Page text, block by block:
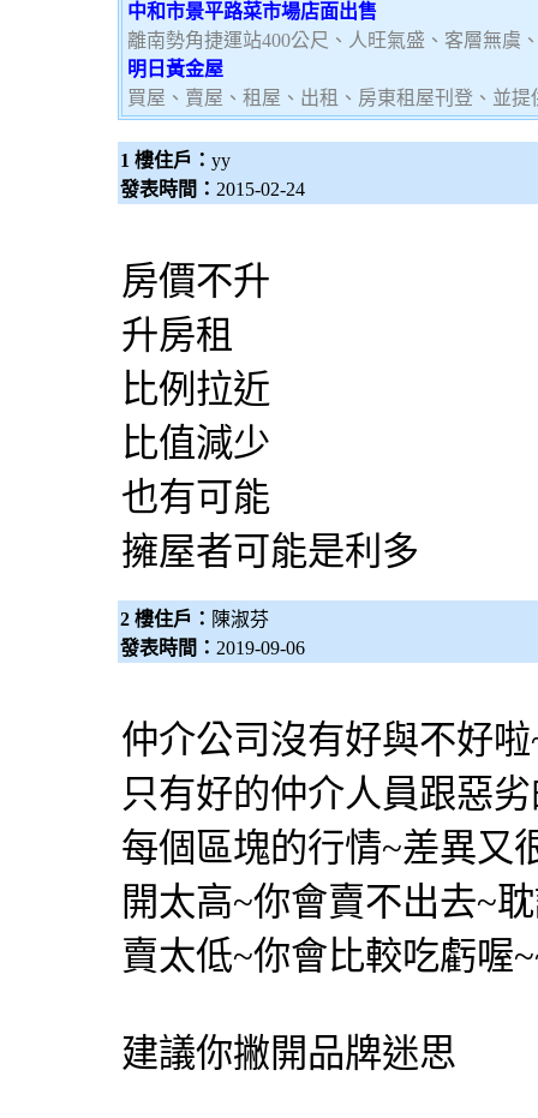
中和市景平路菜市場店面出售
離南勢角捷運站400公尺、人旺氣盛、客層無虞
明日黃金屋
買屋、賣屋、租屋、出租、房東租屋刊登、並
1 樓住戶： yy
發表時間： 2015-02-24
房價不升
升房租
比例拉近
比值減少
也有可能
擁屋者可能是利多
2 樓住戶： 陳淑芬
發表時間： 2019-09-06
仲介公司沒有好與不好啦
只有好的仲介人員跟惡
每個區塊的行情~差異又
開太高~你會賣不出去~
賣太低~你會比較吃虧喔
建議你撇開品牌迷思